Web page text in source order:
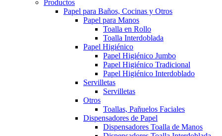
Productos
Papel para Baños, Cocinas y Otros
Papel para Manos
Toalla en Rollo
Toalla Interdoblada
Papel Higiénico
Papel Higiénico Jumbo
Papel Higiénico Tradicional
Papel Higiénico Interdoblado
Servilletas
Servilletas
Otros
Toallas, Pañuelos Faciales
Dispensadores de Papel
Dispensadores Toalla de Manos